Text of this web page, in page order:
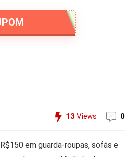
13 Views 0
em guarda-roupas, sofás e